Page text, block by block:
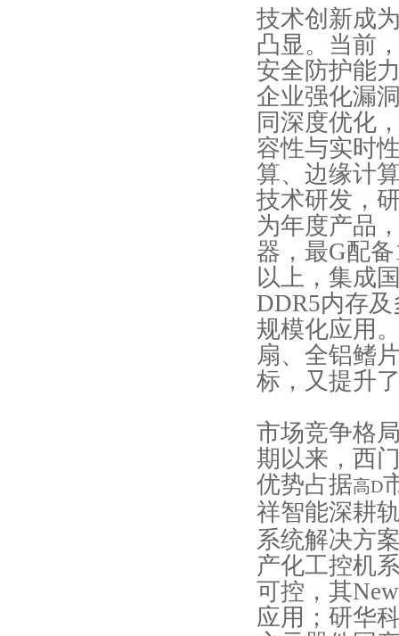
技术创新成
凸显。当前
安全防护能
企业强化漏
同深度优化
容性与实时
算、边缘计
技术研发，
为年度产品
器， 最G配
以上，集成
DDR5内存
规模化应用
扇、全铝鳍
标，又提升
市场竞争格
期以来，西
优势占据高D
祥智能深耕
系统解决方
产化工控机
可控，其
应用；研华